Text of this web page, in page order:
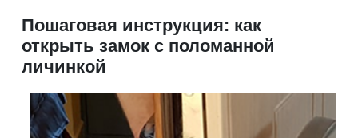
Пошаговая инструкция: как
открыть замок с поломанной
личинкой